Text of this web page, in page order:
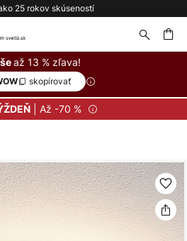
25 rokov skúseností
až 13 % zľava!
skopírovať
| Až -70 %